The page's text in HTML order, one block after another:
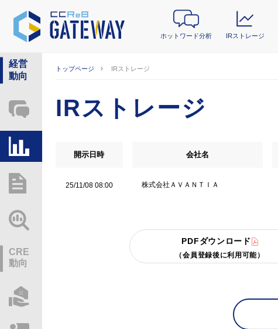
ホットワード分析 IRストレージ
経営
動向
ホットワード分析
総研レポート・分析
CRE
動向
トップページ IRストレージ
IRストレージ
開示日時 会社名
25/11/08 08:00 株式会社ＡＶＡＮＴＩＡ
PDFダウンロード
（会員登録後に利用可能）